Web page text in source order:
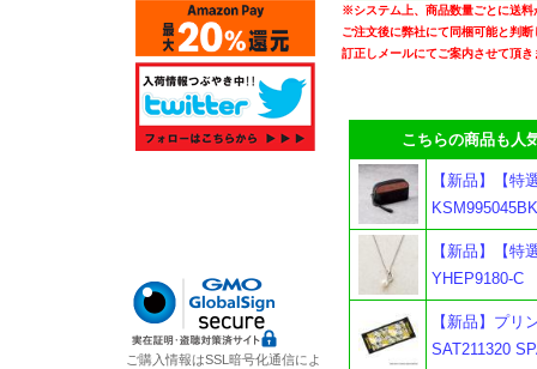
※システム上、商品数量ごとに送料
ご注文後に弊社にて同梱可能と判
訂正しメールにてご案内させて頂き
こちらの商品も人気
【新品】【
【新品】【
YHEP9180-C
【新品】プ
SAT211320
ご購入情報はSSL暗号化通信によ